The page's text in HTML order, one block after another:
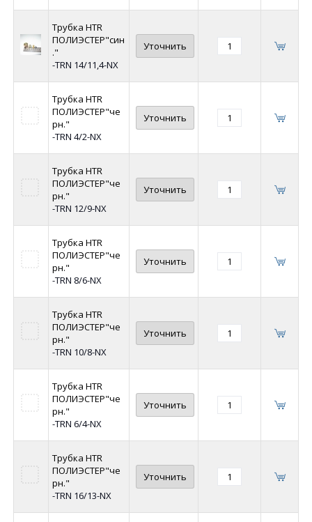
Трубка HTR
ПОЛИЭСТЕР"син
."
-TRN 14/11,4-NX
Уточнить
Трубка HTR
ПОЛИЭСТЕР"че
рн."
-TRN 4/2-NX
Уточнить
Трубка HTR
ПОЛИЭСТЕР"че
рн."
-TRN 12/9-NX
Уточнить
Трубка HTR
ПОЛИЭСТЕР"че
рн."
-TRN 8/6-NX
Уточнить
Трубка HTR
ПОЛИЭСТЕР"че
рн."
-TRN 10/8-NX
Уточнить
Трубка HTR
ПОЛИЭСТЕР"че
рн."
-TRN 6/4-NX
Уточнить
Трубка HTR
ПОЛИЭСТЕР"че
рн."
-TRN 16/13-NX
Уточнить